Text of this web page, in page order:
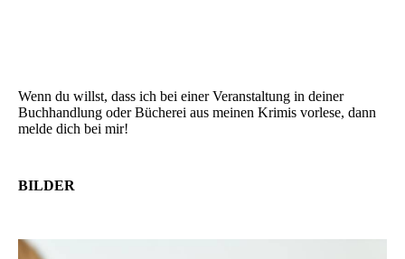
Wenn du willst, dass ich bei einer Veranstaltung in deiner
Buchhandlung oder Bücherei aus meinen Krimis vorlese, dann
melde dich bei mir!
BILDER